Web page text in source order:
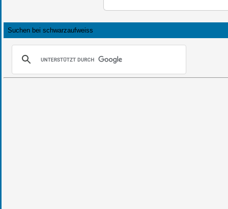
Suchen bei schwarzaufweiss